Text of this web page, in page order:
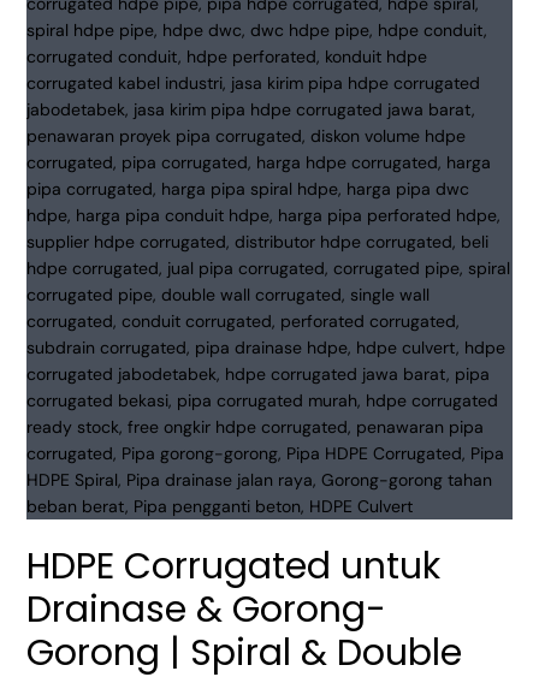
HDPE Corrugated untuk
Drainase & Gorong-
Gorong | Spiral & Double
|
Spiral
&
Double
Wall